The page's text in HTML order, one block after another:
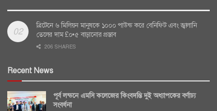
ব্রিটেনে ৬ মিলিয়ন মানুষকে ১০০০ পাউন্ড করে বেনিফিট এবং জ্বালানি
তেলের দাম £০•৫ বাড়ানোর প্রস্তাব
206 SHARES
Recent News
পূর্ব লন্ডনে এমসি কলেজের কিংবদন্তি দুই অধ্যাপকের বর্ণাঢ্য
সংবর্ধনা